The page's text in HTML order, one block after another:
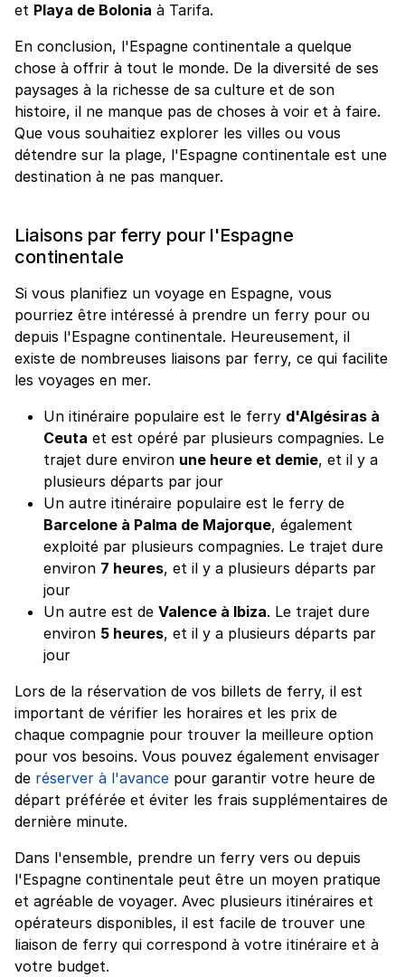
et Playa de Bolonia à Tarifa.
En conclusion, l'Espagne continentale a quelque
chose à offrir à tout le monde. De la diversité de ses
paysages à la richesse de sa culture et de son
histoire, il ne manque pas de choses à voir et à faire.
Que vous souhaitiez explorer les villes ou vous
détendre sur la plage, l'Espagne continentale est une
destination à ne pas manquer.
Liaisons par ferry pour l'Espagne
continentale
Si vous planifiez un voyage en Espagne, vous
pourriez être intéressé à prendre un ferry pour ou
depuis l'Espagne continentale. Heureusement, il
existe de nombreuses liaisons par ferry, ce qui facilite
les voyages en mer.
Un itinéraire populaire est le ferry d'Algésiras à
Ceuta et est opéré par plusieurs compagnies. Le
trajet dure environ une heure et demie, et il y a
plusieurs départs par jour
Un autre itinéraire populaire est le ferry de
Barcelone à Palma de Majorque, également
exploité par plusieurs compagnies. Le trajet dure
environ 7 heures, et il y a plusieurs départs par
jour
Un autre est de Valence à Ibiza. Le trajet dure
environ 5 heures, et il y a plusieurs départs par
jour
Lors de la réservation de vos billets de ferry, il est
important de vérifier les horaires et les prix de
chaque compagnie pour trouver la meilleure option
pour vos besoins. Vous pouvez également envisager
de réserver à l'avance pour garantir votre heure de
départ préférée et éviter les frais supplémentaires de
dernière minute.
Dans l'ensemble, prendre un ferry vers ou depuis
l'Espagne continentale peut être un moyen pratique
et agréable de voyager. Avec plusieurs itinéraires et
opérateurs disponibles, il est facile de trouver une
liaison de ferry qui correspond à votre itinéraire et à
votre budget.